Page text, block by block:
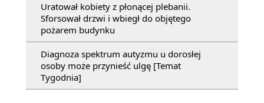
Uratował kobiety z płonącej plebanii.
Sforsował drzwi i wbiegł do objętego
pożarem budynku
Diagnoza spektrum autyzmu u dorosłej
osoby może przynieść ulgę [Temat
Tygodnia]